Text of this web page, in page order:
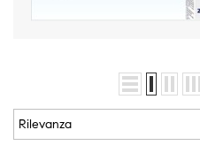
Rilevanza